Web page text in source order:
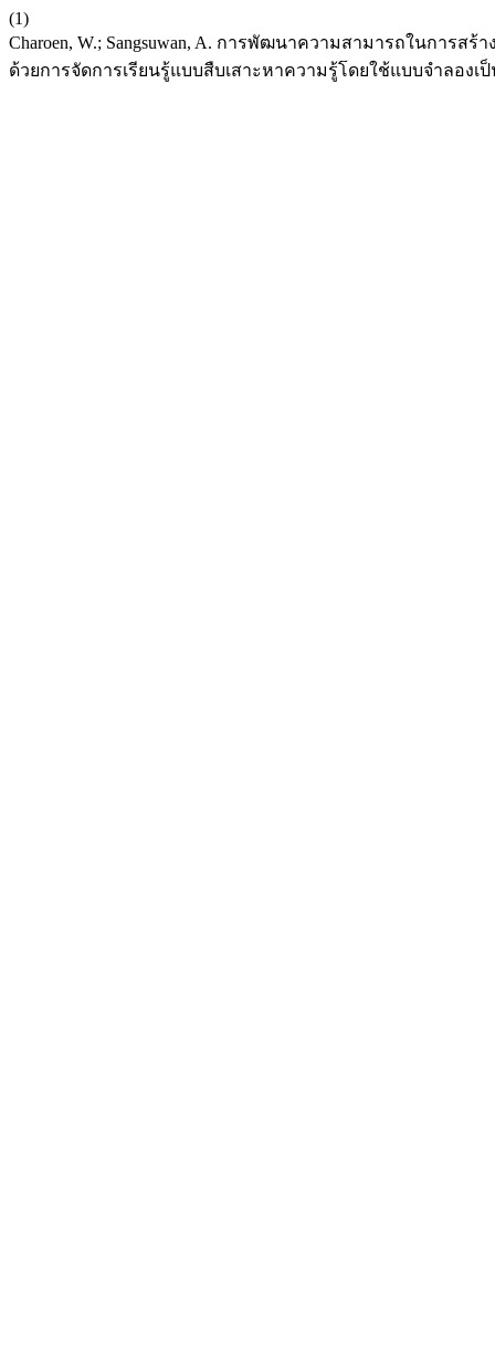
(1)
Charoen, W.; Sangsuwan, A. การพัฒนาความสามารถในการส
ด้วยการจัดการเรียนรู้แบบสืบเสาะหาความรู้โดยใช้แบบจำลอง